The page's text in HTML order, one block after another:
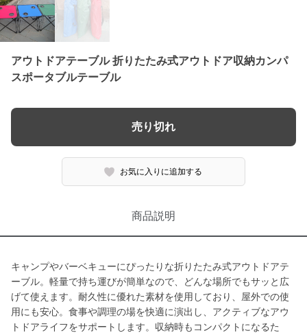
アウトドアテーブル 折りたたみ式アウトドア収納カンパ
スポータブルテーブル
売り切れ
お気に入りに追加する
商品説明
キャンプやバーベキューにぴったりな折りたたみ式アウトドアテ
ーブル。軽量で持ち運びが簡単なので、どんな場所でもサッと広
げて使えます。耐久性に優れた素材を使用しており、屋外での使
用にも安心。食事や調理の場を快適に演出し、アクティブなアウ
トドアライフをサポートします。収納時もコンパクトになるた